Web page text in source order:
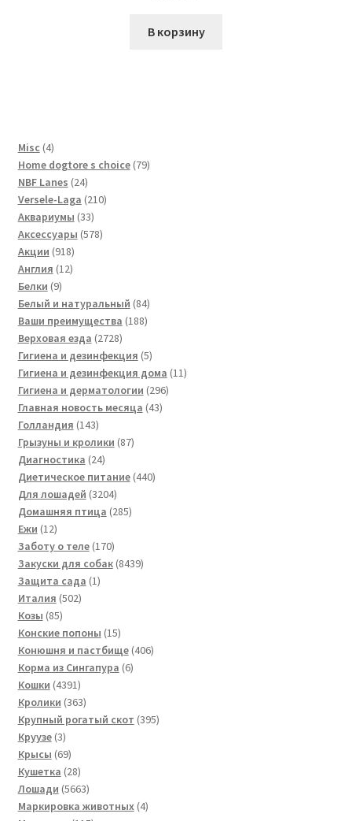
В корзину
Misc 44
товара
Home dogtore s choice 7979
NBF Lanes 2424
товара
Versele-Laga 210210
Аквариумы 3333
товара
Аксессуары 578578
Акции 918918
товаров
Англия 1212
Белки 99
товаров
Белый и натуральный 8484
товара
Ваши преимущества 188188
Верховая езда 27282728
товаров
Гигиена и дезинфекция 55
товаров
Гигиена и дезинфекция дома 1111
Гигиена и дерматологии 296296
Главная новость месяца 4343
Голландия 143143
товара
Грызуны и кролики 8787
Диагностика 2424
товара
Диетическое питание 440440
Для лошадей 32043204
товара
Домашняя птица 285285
Ежи 1212
товаров
Заботу о теле 170170
товаров
Закуски для собак 84398439
Защита сада 11
Италия 502502
Козы 8585
товаров
Конские попоны 1515
товаров
Конюшня и пастбище 406406
Корма из Сингапура 66
Кошки 43914391
товар
Кролики 363363
товара
Крупный рогатый скот 395395
Круузе 33
товара
Крысы 6969
товаров
Кушетка 2828
товаров
Лошади 56635663
товара
Маркировка животных 44